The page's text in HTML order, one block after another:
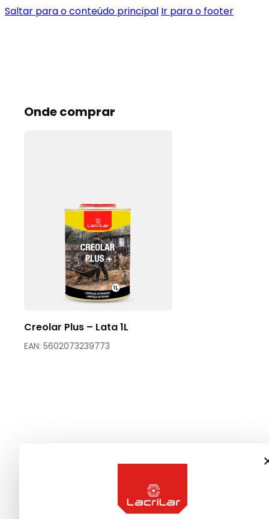
Saltar para o conteúdo principal Ir para o footer
Onde comprar
Creolar Plus – Lata 1L
EAN: 5602073239773